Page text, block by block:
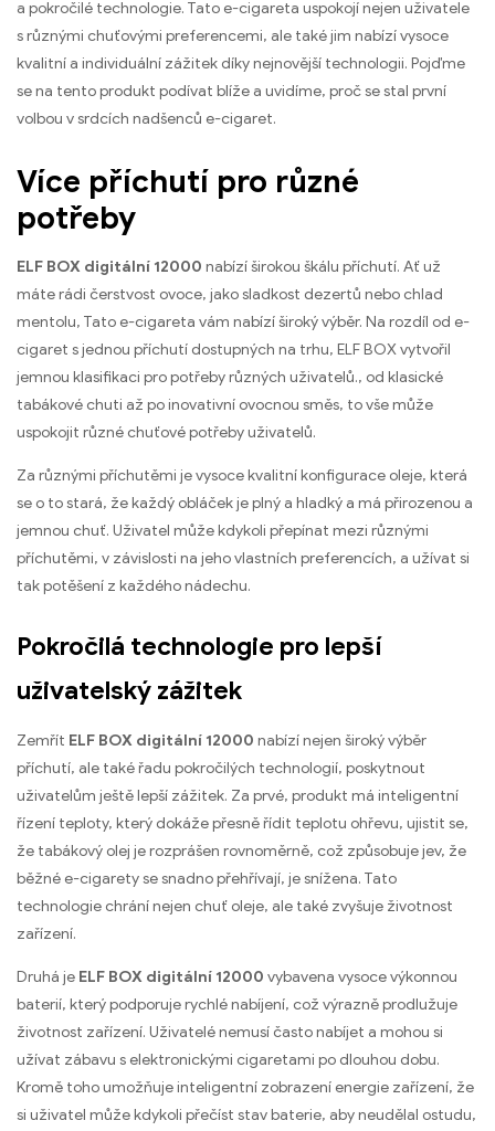
a pokročilé technologie. Tato e-cigareta uspokojí nejen uživatele
s různými chuťovými preferencemi, ale také jim nabízí vysoce
kvalitní a individuální zážitek díky nejnovější technologii. Pojďme
se na tento produkt podívat blíže a uvidíme, proč se stal první
volbou v srdcích nadšenců e-cigaret.
Více příchutí pro různé
potřeby
ELF BOX digitální 12000 nabízí širokou škálu příchutí. Ať už
máte rádi čerstvost ovoce, jako sladkost dezertů nebo chlad
mentolu, Tato e-cigareta vám nabízí široký výběr. Na rozdíl od e-
cigaret s jednou příchutí dostupných na trhu, ELF BOX vytvořil
jemnou klasifikaci pro potřeby různých uživatelů., od klasické
tabákové chuti až po inovativní ovocnou směs, to vše může
uspokojit různé chuťové potřeby uživatelů.
Za různými příchutěmi je vysoce kvalitní konfigurace oleje, která
se o to stará, že každý obláček je plný a hladký a má přirozenou a
jemnou chuť. Uživatel může kdykoli přepínat mezi různými
příchutěmi, v závislosti na jeho vlastních preferencích, a užívat si
tak potěšení z každého nádechu.
Pokročilá technologie pro lepší
uživatelský zážitek
Zemřít ELF BOX digitální 12000 nabízí nejen široký výběr
příchutí, ale také řadu pokročilých technologií, poskytnout
uživatelům ještě lepší zážitek. Za prvé, produkt má inteligentní
řízení teploty, který dokáže přesně řídit teplotu ohřevu, ujistit se,
že tabákový olej je rozprášen rovnoměrně, což způsobuje jev, že
běžné e-cigarety se snadno přehřívají, je snížena. Tato
technologie chrání nejen chuť oleje, ale také zvyšuje životnost
zařízení.
Druhá je ELF BOX digitální 12000 vybavena vysoce výkonnou
baterií, který podporuje rychlé nabíjení, což výrazně prodlužuje
životnost zařízení. Uživatelé nemusí často nabíjet a mohou si
užívat zábavu s elektronickými cigaretami po dlouhou dobu.
Kromě toho umožňuje inteligentní zobrazení energie zařízení, že
si uživatel může kdykoli přečíst stav baterie, aby neudělal ostudu,